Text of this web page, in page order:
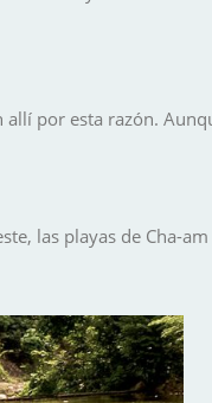
por esta razón.
las playas de Cha-am